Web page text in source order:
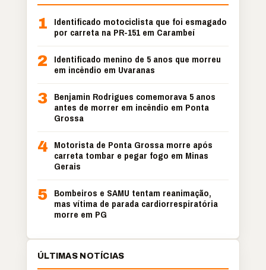
1
Identificado motociclista que foi esmagado
por carreta na PR-151 em Carambeí
2
Identificado menino de 5 anos que morreu
em incêndio em Uvaranas
3 Benjamin Rodrigues comemorava 5 anos
antes de morrer em incêndio em Ponta
Grossa
4 Motorista de Ponta Grossa morre após
carreta tombar e pegar fogo em Minas
Gerais
5 Bombeiros e SAMU tentam reanimação,
mas vítima de parada cardiorrespiratória
morre em PG
ÚLTIMAS NOTÍCIAS